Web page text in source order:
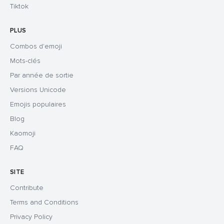
Tiktok
PLUS
Combos d'emoji
Mots-clés
Par année de sortie
Versions Unicode
Emojis populaires
Blog
Kaomoji
FAQ
SITE
Contribute
Terms and Conditions
Privacy Policy